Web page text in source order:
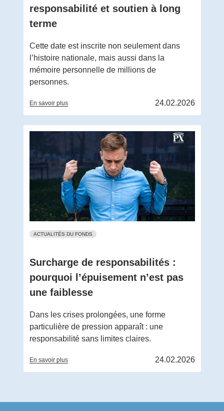
responsabilité et soutien à long
terme
Cette date est inscrite non seulement dans
l’histoire nationale, mais aussi dans la
mémoire personnelle de millions de
personnes.
En savoir plus 24.02.2026
ACTUALITÉS DU FONDS
Surcharge de responsabilités :
pourquoi l’épuisement n’est pas
une faiblesse
Dans les crises prolongées, une forme
particulière de pression apparaît : une
responsabilité sans limites claires.
En savoir plus 24.02.2026